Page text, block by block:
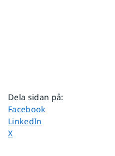
Dela sidan på:
Dela sidan på
Facebook
Dela sidan på
LinkedIn
Dela sidan på
X